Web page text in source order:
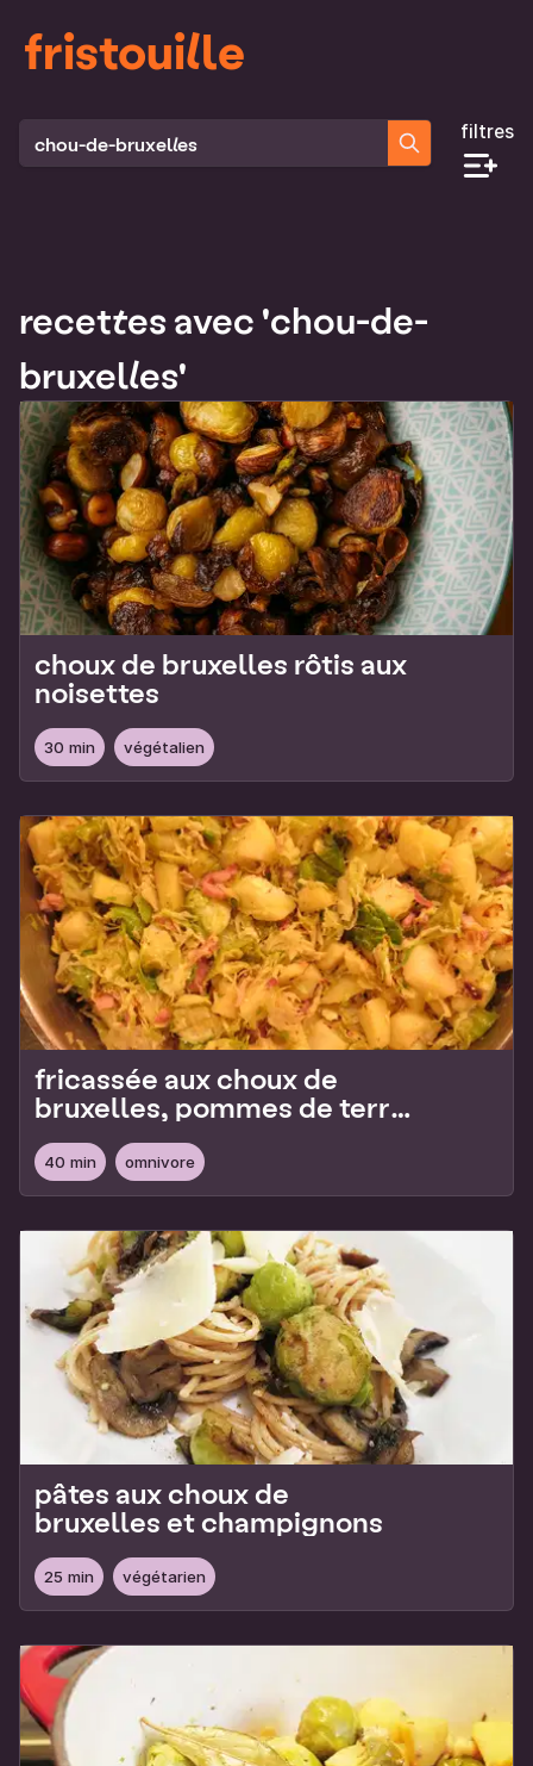
fristouille
Rechercher des recettes filtres
recettes avec 'chou-de-
bruxelles'
Liste des recettes qui correspondent à ta recherche
choux de bruxelles rôtis aux
noisettes
30 min végétalien
fricassée aux choux de
bruxelles, pommes de terre
et lardons
40 min omnivore
pâtes aux choux de
bruxelles et champignons
25 min végétarien